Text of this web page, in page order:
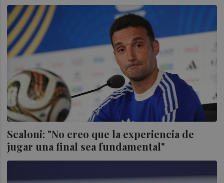
Scaloni: "No creo que la experiencia de
jugar una final sea fundamental"